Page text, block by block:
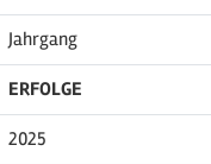
Jahrgang
ERFOLGE
2025